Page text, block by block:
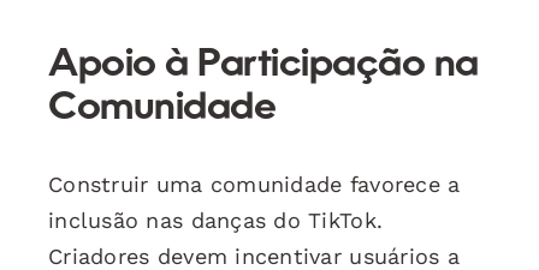
Apoio à Participação na
Comunidade
Construir uma comunidade favorece a
inclusão nas danças do TikTok.
Criadores devem incentivar usuários a